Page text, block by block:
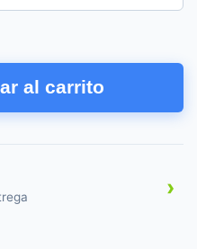
al carrito
›